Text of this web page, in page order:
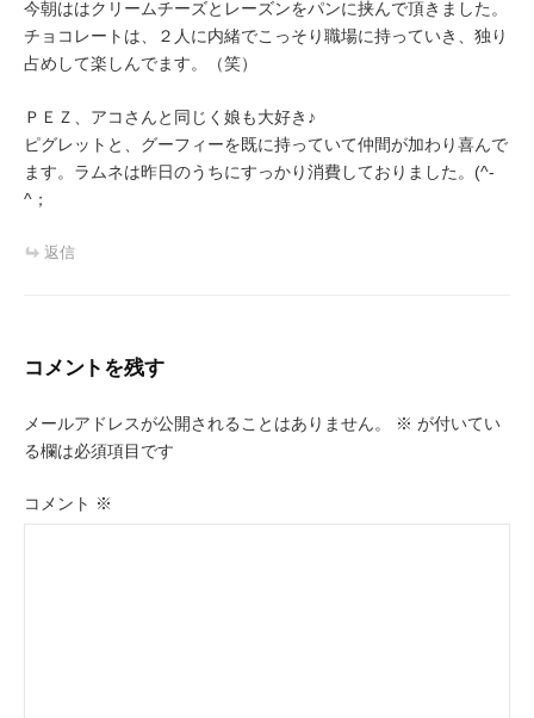
今朝ははクリームチーズとレーズンをパンに挟んで頂きました。
チョコレートは、２人に内緒でこっそり職場に持っていき、独り
占めして楽しんでます。（笑）
ＰＥＺ、アコさんと同じく娘も大好き♪
ピグレットと、グーフィーを既に持っていて仲間が加わり喜んで
ます。ラムネは昨日のうちにすっかり消費しておりました。(^-
^；
返信
コメントを残す
メールアドレスが公開されることはありません。 ※ が付いてい
る欄は必須項目です
コメント ※